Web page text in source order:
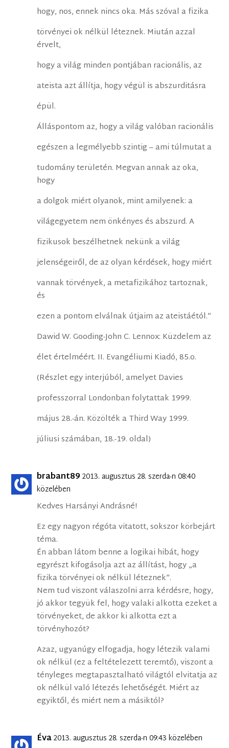
hogy, nos, ennek nincs oka. Más szóval a fizika
törvényei ok nélkül léteznek. Miután azzal
érvelt,
hogy a világ minden pontjában racionális, az
ateista azt állítja, hogy végül is abszurditásra
épül.
Álláspontom az, hogy a világ valóban racionális
egészen a legmélyebb szintig – ami túlmutat a
tudomány területén. Megvan annak az oka,
hogy
a dolgok miért olyanok, mint amilyenek: a
világegyetem nem önkényes és abszurd. A
fizikusok beszélhetnek nekünk a világ
jelenségeiről, de az olyan kérdések, hogy miért
vannak törvények, a metafizikához tartoznak,
és
ezen a pontom elválnak útjaim az ateistáétól.”
Dawid W. Gooding-John C. Lennox: Küzdelem az
élet értelméért. II. Evangéliumi Kiadó, 85.o.
(Részlet egy interjúból, amelyet Davies
professzorral Londonban folytattak 1999.
május 28.-án. Közölték a Third Way 1999.
júliusi számában, 18.-19. oldal)
brabant892013. augusztus 28. szerda-n 08:40
közelében
Kedves Harsányi Andrásné!
Ez egy nagyon régóta vitatott, sokszor körbejárt
téma.
Én abban látom benne a logikai hibát, hogy
egyrészt kifogásolja azt az állítást, hogy „a
fizika törvényei ok nélkül léteznek”.
Nem tud viszont válaszolni arra kérdésre, hogy,
jó akkor tegyük fel, hogy valaki alkotta ezeket a
törvényeket, de akkor ki alkotta ezt a
törvényhozót?
Azaz, ugyanúgy elfogadja, hogy létezik valami
ok nélkül (ez a feltételezett teremtő), viszont a
tényleges megtapasztalható világtól elvitatja az
ok nélkül való létezés lehetőségét. Miért az
egyiktől, és miért nem a másiktól?
Éva2013. augusztus 28. szerda-n 09:43 közelében